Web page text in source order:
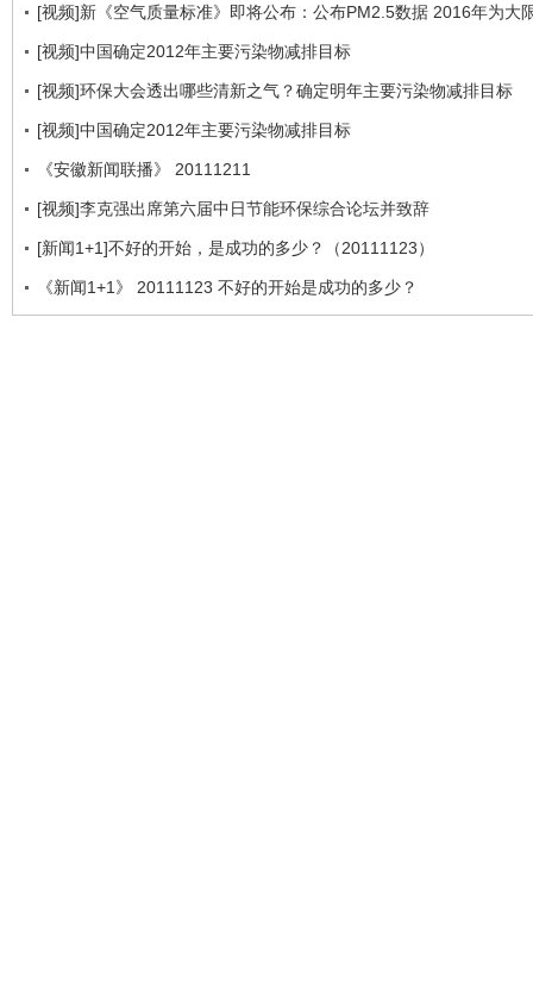
[视频]新《空气质量标准》即将公布：公布PM2.5数据 2016年为大
[视频]中国确定2012年主要污染物减排目标
[视频]环保大会透出哪些清新之气？确定明年主要污染物减排目标
[视频]中国确定2012年主要污染物减排目标
《安徽新闻联播》 20111211
[视频]李克强出席第六届中日节能环保综合论坛并致辞
[新闻1+1]不好的开始，是成功的多少？（20111123）
《新闻1+1》 20111123 不好的开始是成功的多少？